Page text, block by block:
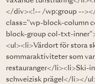
</div><!-- /wp:group --
class="wp-block-column
block-group col-txt-
<ul><li>Värdort för stora
sommaraktiviteter som
restauranger</li><li>Ski-
schweizisk prägel</li></